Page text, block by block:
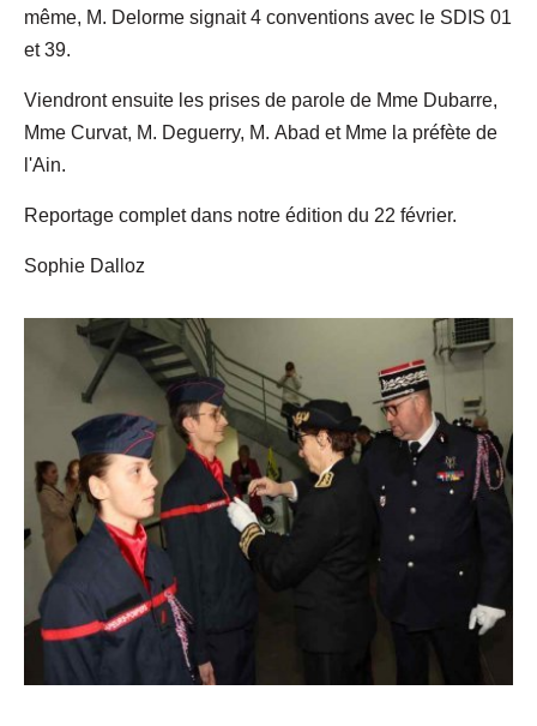
même, M. Delorme signait 4 conventions avec le SDIS 01
et 39.
Viendront ensuite les prises de parole de Mme Dubarre,
Mme Curvat, M. Deguerry, M. Abad et Mme la préfète de
l'Ain.
Reportage complet dans notre édition du 22 février.
Sophie Dalloz